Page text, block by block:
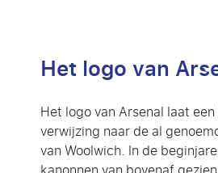
Het logo van
Het logo van Arsenal laat
verwijzing naar de al
van Woolwich. In de